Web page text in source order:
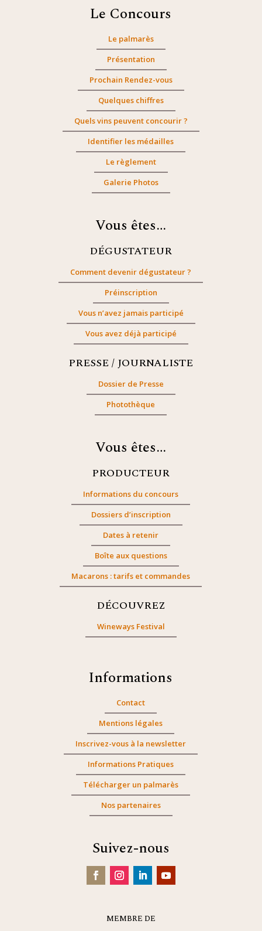
Le Concours
Le palmarès
Présentation
Prochain Rendez-vous
Quelques chiffres
Quels vins peuvent concourir ?
Identifier les médailles
Le règlement
Galerie Photos
Vous êtes…
DÉGUSTATEUR
Comment devenir dégustateur ?
Préinscription
Vous n’avez jamais participé
Vous avez déjà participé
PRESSE / JOURNALISTE
Dossier de Presse
Photothèque
Vous êtes…
PRODUCTEUR
Informations du concours
Dossiers d’inscription
Dates à retenir
Boîte aux questions
Macarons : tarifs et commandes
DÉCOUVREZ
Wineways Festival
Informations
Contact
Mentions légales
Inscrivez-vous à la newsletter
Informations Pratiques
Télécharger un palmarès
Nos partenaires
Suivez-nous
MEMBRE DE